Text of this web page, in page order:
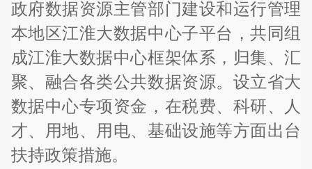
政府数据资源主管部门建设和运行管理
本地区江淮大数据中心子平台，共同组
成江淮大数据中心框架体系，归集、汇
聚、融合各类公共数据资源。设立省大
数据中心专项资金，在税费、科研、人
才、用地、用电、基础设施等方面出台
扶持政策措施。